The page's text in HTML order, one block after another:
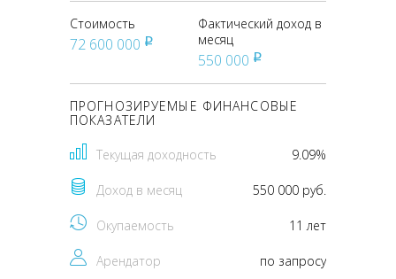
Стоимость
72 600 000 pуб
Фактический доход в
месяц
550 000 pуб
ПРОГНОЗИРУЕМЫЕ ФИНАНСОВЫЕ
ПОКАЗАТЕЛИ
Текущая доходность 9.09%
Доход в месяц 550 000 руб.
Окупаемость 11 лет
Арендатор по запросу